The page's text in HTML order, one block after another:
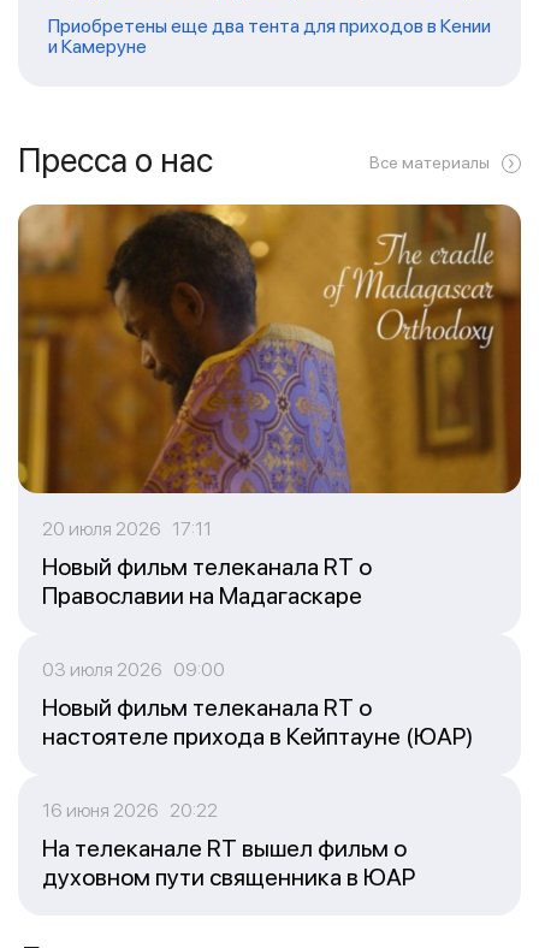
Приобретены еще два тента для приходов в Кении
и Камеруне
Пресса о нас Все материалы
20 июля 2026 17:11
Новый фильм телеканала RT о
Православии на Мадагаскаре
03 июля 2026 09:00
Новый фильм телеканала RT о
настоятеле прихода в Кейптауне (ЮАР)
16 июня 2026 20:22
На телеканале RT вышел фильм о
духовном пути священника в ЮАР